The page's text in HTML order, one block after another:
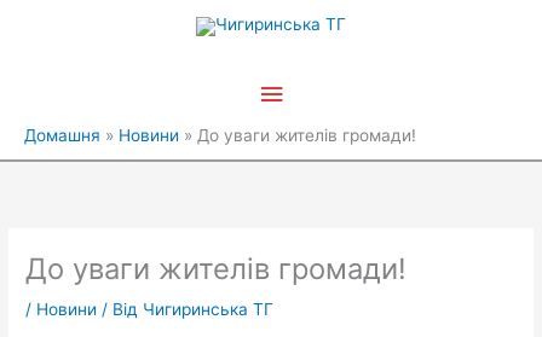
Головне
Домашня Новини До уваги жителів громади!
До уваги жителів громади!
/ Новини / Від Чигиринська ТГ